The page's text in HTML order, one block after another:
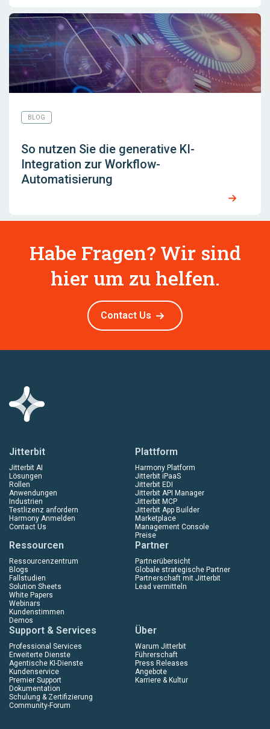
BLOG
So nutzen Sie die generative KI-
Integration zur Workflow-
Automatisierung
Habe Fragen? Wir sind
hier um zu helfen.
Contact Us
Jitterbit
Jitterbit AI
Lösungen
Rollen
Anwendungen
Industrien
Testlizenz anfordern
Harmony Anmelden
Contact Us
Plattform
Harmony Platform
Jitterbit iPaaS
Jitterbit EDI
Jitterbit API Manager
Jitterbit MCP
Jitterbit App Builder
Marketplace
Management Console
Preise
Ressourcen
Ressourcenzentrum
Blogs
Fallstudien
Solution Sheets
White Papers
Webinars
Kundenstimmen
Demos
Partner
Partnerübersicht
Globale strategische Partner
Partnerschaft mit Jitterbit
Lead vermitteln
Support & Services
Professional Services
Erweiterte Dienste
Agentische KI-Dienste
Kundenservice
Premier Support
Dokumentation
Schulung & Zertifizierung
Community-Forum
Über
Warum Jitterbit
Führerschaft
Press Releases
Angebote
Karriere & Kultur